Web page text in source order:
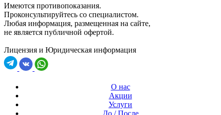
Имеются противопоказания.
Проконсультируйтесь со специалистом.
Любая информация, размещенная на сайте,
не является публичной офертой.
Лицензия и Юридическая информация
О нас
Акции
Услуги